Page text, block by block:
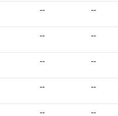
-- --
-- --
-- --
-- --
-- --